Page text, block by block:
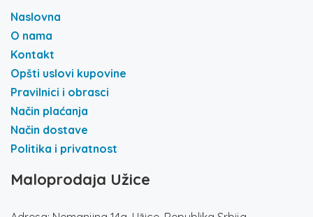
Naslovna
O nama
Kontakt
Opšti uslovi kupovine
Pravilnici i obrasci
Način plaćanja
Način dostave
Politika i privatnost
Maloprodaja Užice